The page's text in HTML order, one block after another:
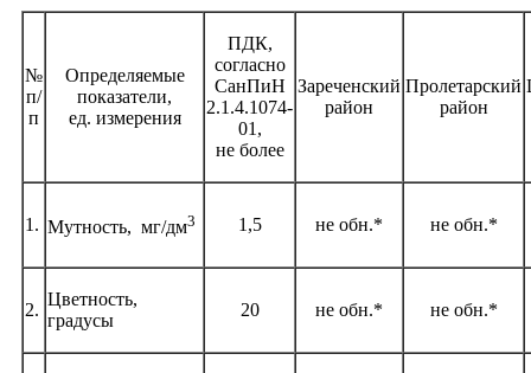
№
п/
п
Определяемые
показатели,
ед. измерения
ПДК,
согласно
СанПиН
2.1.4.1074-
01,
не более
Зареченский
район
Пролетарский
район
1. Мутность, мг/дм3 1,5 не обн.* не обн.*
2.
Цветность,
градусы
20 не обн.* не обн.*